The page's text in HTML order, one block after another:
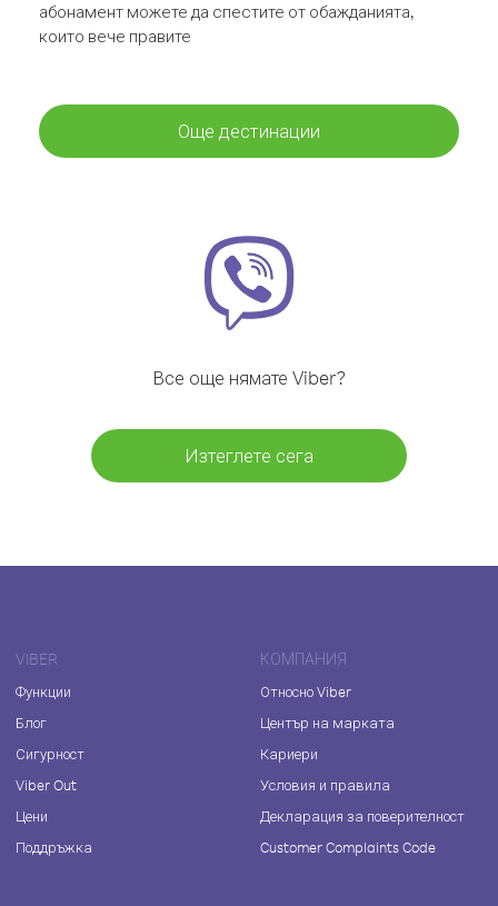
абонамент можете да спестите от обажданията,
които вече правите
Още дестинации
Все още нямате Viber?
Изтеглете сега
VIBER
Функции
Блог
Сигурност
Viber Out
Цени
Поддръжка
КОМПАНИЯ
Относно Viber
Център на марката
Кариери
Условия и правила
Декларация за поверителност
Customer Complaints Code